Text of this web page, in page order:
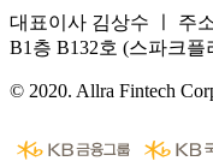
대표이사 김상수 ㅣ 주
B1층 B132호 (스파크
© 2020. Allra Fintech